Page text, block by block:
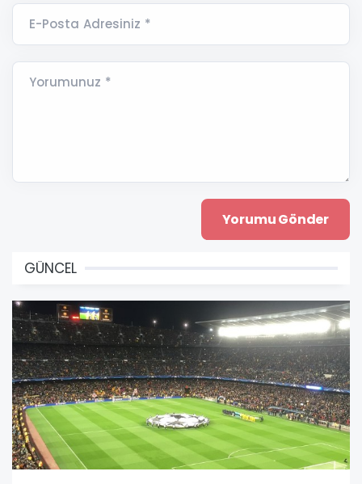
E-Posta Adresiniz *
Yorumunuz *
GÜNCEL